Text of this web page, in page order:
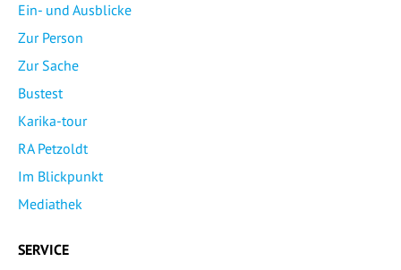
Ein- und Ausblicke
Zur Person
Zur Sache
Bustest
Karika-tour
RA Petzoldt
Im Blickpunkt
Mediathek
SERVICE